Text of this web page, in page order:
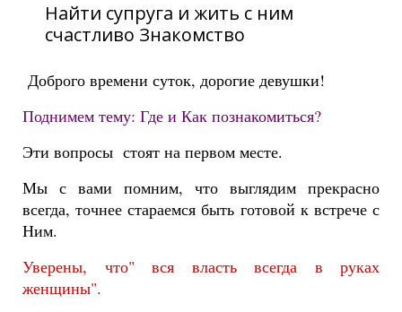
Найти супруга и жить с ним
счастливо Знакомство
Доброго времени суток, дорогие девушки!
Поднимем тему: Где и Как познакомиться?
Эти вопросы стоят на первом месте.
Мы с вами помним, что выглядим прекрасно
всегда, точнее стараемся быть готовой к встрече с
Ним.
Уверены, что" вся власть всегда в руках
женщины".